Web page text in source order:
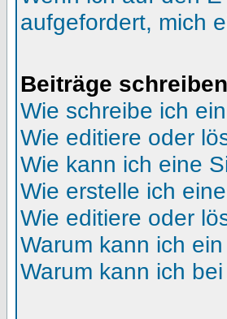
aufgefordert, mich
Beiträge schreiben
Wie schreibe ich
Wie editiere oder
Wie kann ich eine
Wie erstelle ich
Wie editiere oder
Warum kann ich
Warum kann ich